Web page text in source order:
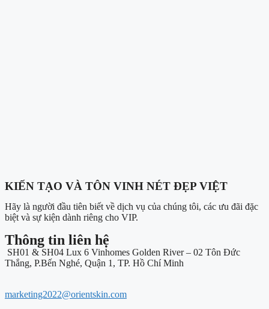
KIẾN TẠO VÀ TÔN VINH NÉT ĐẸP VIỆT
Hãy là người đầu tiên biết về dịch vụ của chúng tôi, các ưu đãi đặc
biệt và sự kiện dành riêng cho VIP.
Thông tin liên hệ
SH01 & SH04 Lux 6 Vinhomes Golden River – 02 Tôn Đức
Thắng, P.Bến Nghé, Quận 1, TP. Hồ Chí Minh
marketing2022@orientskin.com